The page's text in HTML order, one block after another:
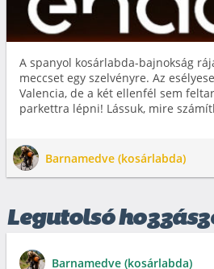
A spanyol kosárlabda-bajnokság
meccset egy szelvényre. Az
Valencia, de a két ellenfél sem
parkettra lépni! Lássuk, mire
Barnamedve (kosárlabda)
Legutolsó
Barnamedve (kosárlabda)